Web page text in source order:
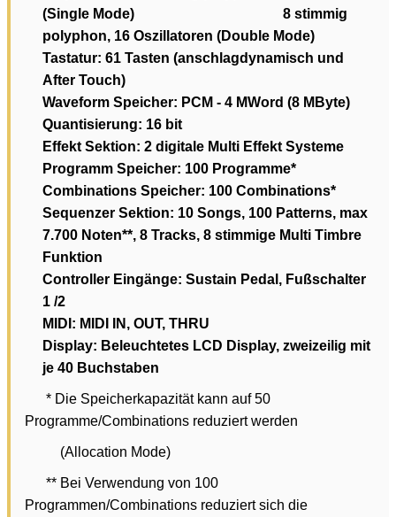
(Single Mode) 8 stimmig
polyphon, 16 Oszillatoren (Double Mode)
Tastatur: 61 Tasten (anschlagdynamisch und
After Touch)
Waveform Speicher: PCM - 4 MWord (8 MByte)
Quantisierung: 16 bit
Effekt Sektion: 2 digitale Multi Effekt Systeme
Programm Speicher: 100 Programme*
Combinations Speicher: 100 Combinations*
Sequenzer Sektion: 10 Songs, 100 Patterns, max
7.700 Noten**, 8 Tracks, 8 stimmige Multi Timbre
Funktion
Controller Eingänge: Sustain Pedal, Fußschalter
1 /2
MIDI: MIDI IN, OUT, THRU
Display: Beleuchtetes LCD Display, zweizeilig mit
je 40 Buchstaben
* Die Speicherkapazität kann auf 50
Programme/Combinations reduziert werden
(Allocation Mode)
** Bei Verwendung von 100
Programmen/Combinations reduziert sich die